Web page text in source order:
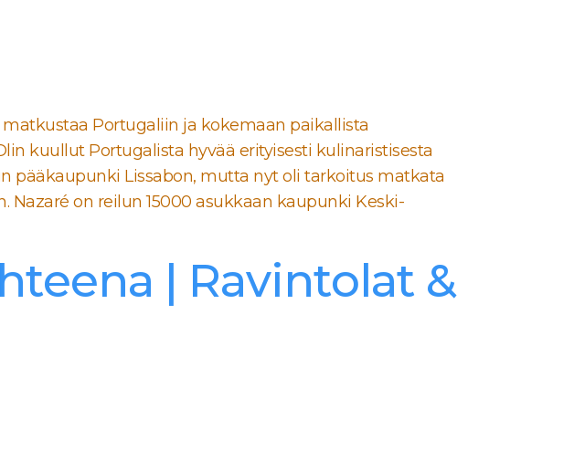
Portugaliin ja kokemaan paikallista
kuullut Portugalista hyvää erityisesti kulinaristisesta
pääkaupunki Lissabon, mutta nyt oli tarkoitus matkata
on reilun 15000 asukkaan kaupunki Keski-
| Ravintolat &